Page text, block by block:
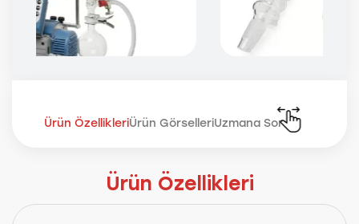
Ürün ÖzellikleriÜrün GörselleriUzmana Sor
Ürün Özellikleri